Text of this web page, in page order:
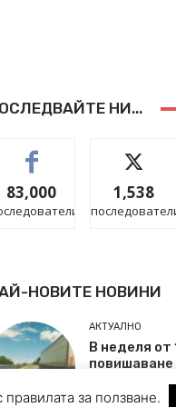
за ползване.